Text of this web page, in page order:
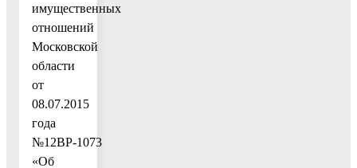
имущественных
отношений
Московской
области
от
08.07.2015
года
№12ВР-1073
«Об